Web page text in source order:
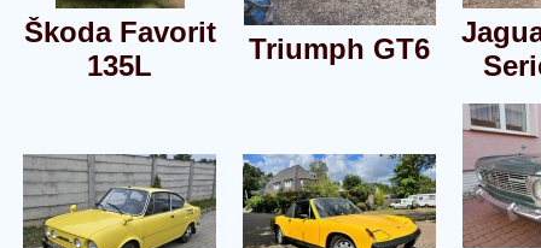
Škoda Favorit
135L
Triumph GT6